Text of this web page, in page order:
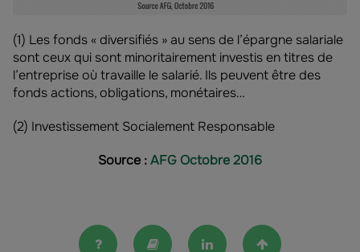
(1) Les fonds « diversifiés » au sens de l’épargne salariale
sont ceux qui sont minoritairement investis en titres de
l’entreprise où travaille le salarié. Ils peuvent être des
fonds actions, obligations, monétaires…
(2) Investissement Socialement Responsable
Source :AFG Octobre 2016
FAQ Lexique Linkedin Haut de la